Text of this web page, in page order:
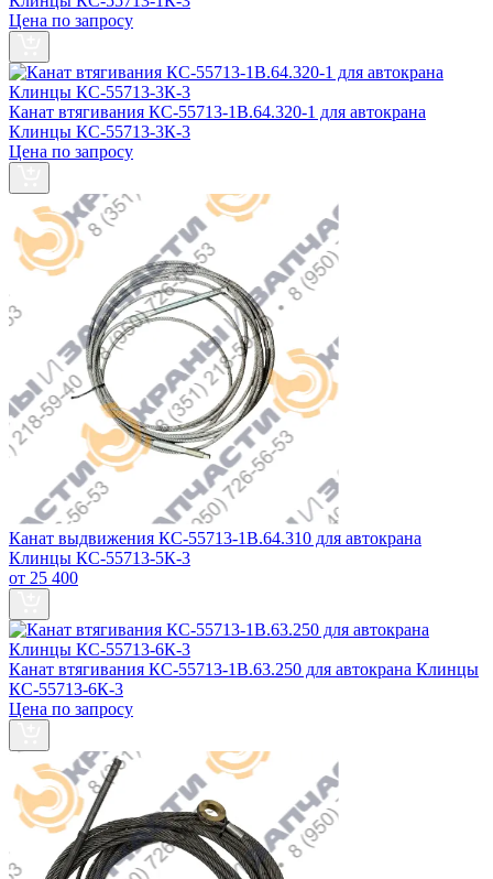
Цена по запросу
Канат втягивания КС-55713-1В.64.320-1 для автокрана
Клинцы КС-55713-3К-3
Цена по запросу
Канат выдвижения КС-55713-1В.64.310 для автокрана
Клинцы КС-55713-5К-3
от 25 400
Канат втягивания КС-55713-1В.63.250 для автокрана Клинцы
КС-55713-6К-3
Цена по запросу